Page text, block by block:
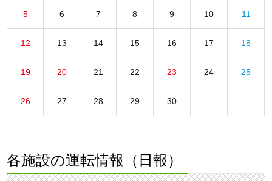
5 6 7 8 9 10 11
12 13 14 15 16 17 18
19 20 21 22 23 24 25
26 27 28 29 30
各施設の運転情報（日報）